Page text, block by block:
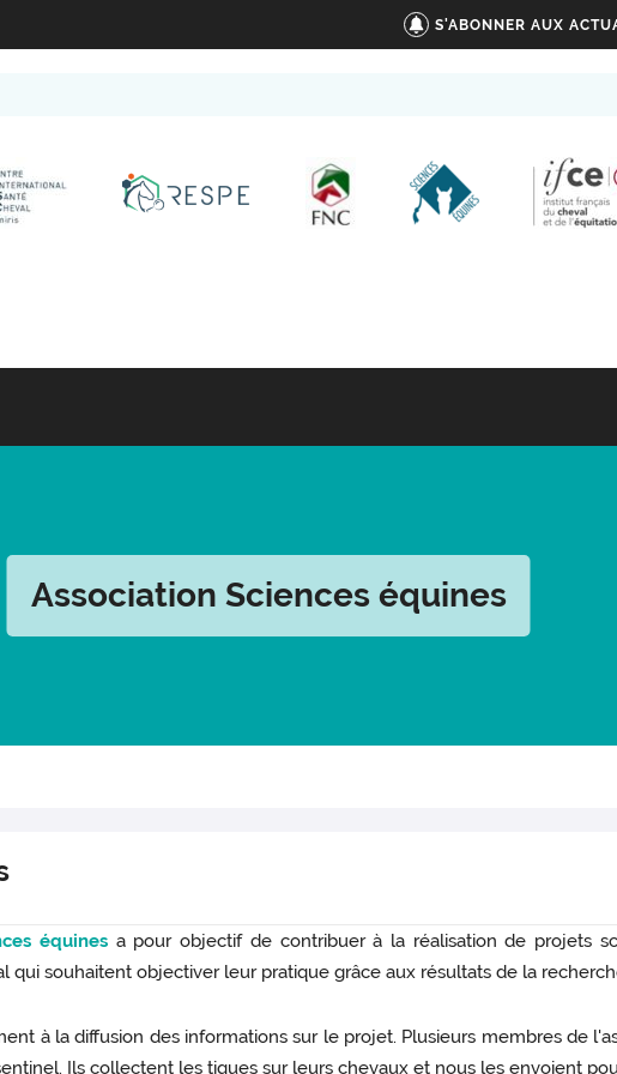
S'ABONNER AUX
Association Sciences équines
équines a pour objectif de contribuer à la réalisation de projets
souhaitent objectiver leur pratique grâce aux résultats de la
à la diffusion des informations sur le projet. Plusieurs membres de
Ils collectent les tiques sur leurs chevaux et nous les envoient